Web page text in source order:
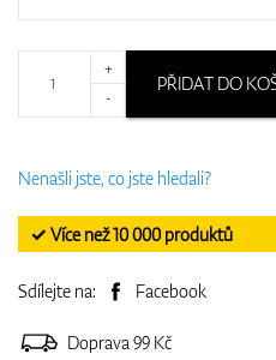
+
-
PŘIDAT DO
Nenašli jste, co jste hledali?
✓ Více než 10 000 produktů
Sdílejte na: Facebook
Doprava 99 Kč